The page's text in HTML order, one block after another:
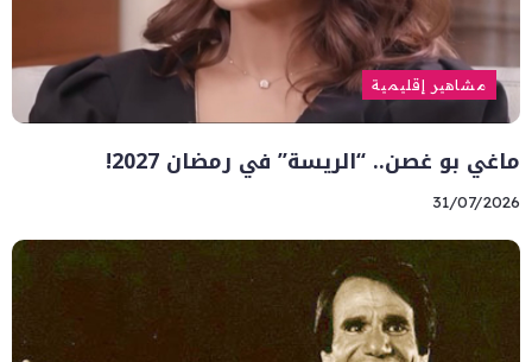
مشاهير إقليمية
ماغي بو غصن.. “الريسة” في رمضان 2027!
31/07/2026